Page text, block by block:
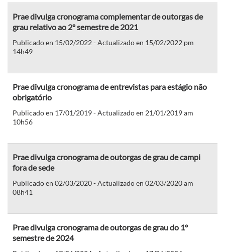
Prae divulga cronograma complementar de outorgas de
grau relativo ao 2º semestre de 2021
Publicado en 15/02/2022 - Actualizado en 15/02/2022 pm
14h49
Prae divulga cronograma de entrevistas para estágio não
obrigatório
Publicado en 17/01/2019 - Actualizado en 21/01/2019 am
10h56
Prae divulga cronograma de outorgas de grau de campi
fora de sede
Publicado en 02/03/2020 - Actualizado en 02/03/2020 am
08h41
Prae divulga cronograma de outorgas de grau do 1º
semestre de 2024